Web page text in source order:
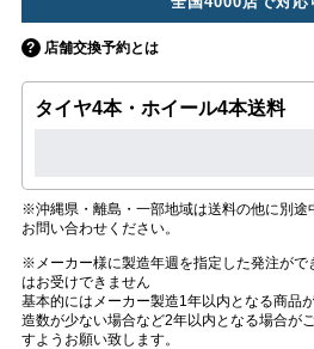
店舗交換予約とは
タイヤ4本・ホイール4本送料
※沖縄県・離島・一部地域は送料の他に別途
お問い合わせください。
※メーカー様に製造年週を指定した発注がで
はお受けできません
基本的にはメーカー製造1年以内となる商品
造数が少ない場合など2年以内となる場合が
すようお願い致します。